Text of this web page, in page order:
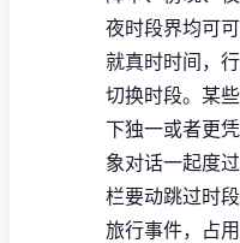
夜时段界均可可
就真时时间，
切换时段。 某
下独一或者更凭
象对话一起度
栏要动跳过时段
旅行事件，占用